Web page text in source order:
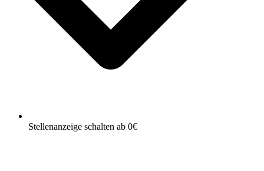
Stellenanzeige schalten ab 0€